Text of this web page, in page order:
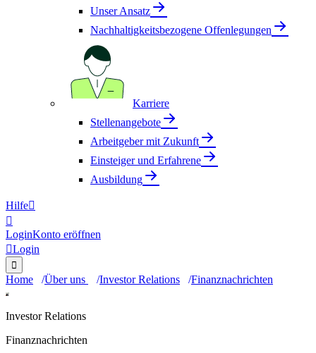
Unser Ansatz
Nachhaltigkeitsbezogene Offenlegungen
Karriere
Stellenangebote
Arbeitgeber mit Zukunft
Einsteiger und Erfahrene
Ausbildung
Hilfe

LoginKonto eröffnen
Login

Home Über uns Investor Relations Finanznachrichten
Investor Relations
Finanznachrichten